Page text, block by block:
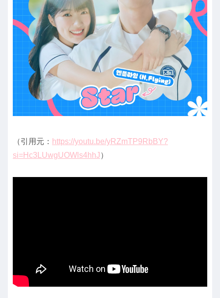
（引用元： https://youtu.be/yRZmTP9RbBY?
si=Hc3LUwgUOWls4hhJ）